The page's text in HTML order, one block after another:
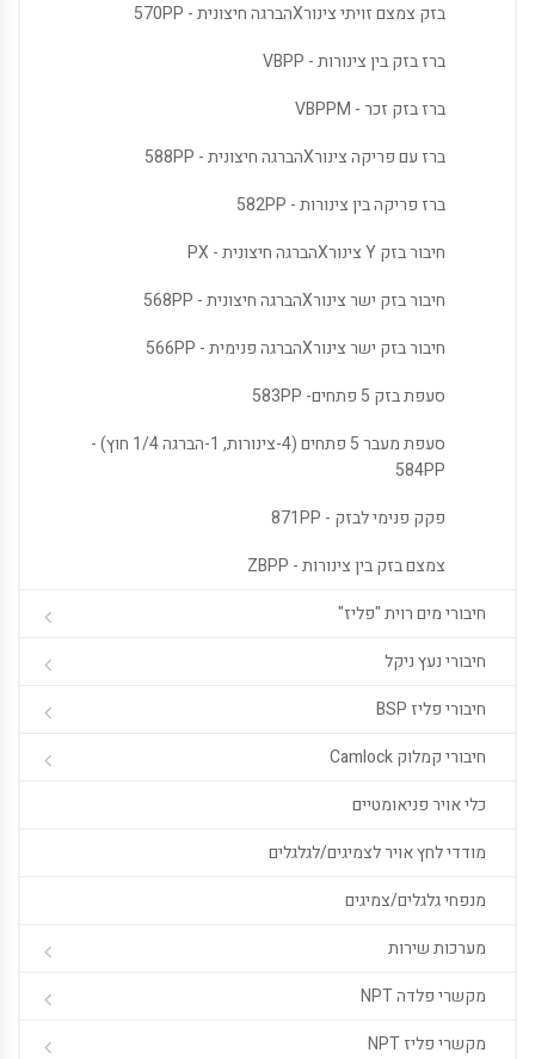
בזק צמצם זויתי צינורXהברגה חיצונית - 570PP
ברז בזק בין צינורות - VBPP
ברז בזק זכר - VBPPM
ברז עם פריקה צינורXהברגה חיצונית - 588PP
ברז פריקה בין צינורות - 582PP
חיבור בזק Y צינורXהברגה חיצונית - PX
חיבור בזק ישר צינורXהברגה חיצונית - 568PP
חיבור בזק ישר צינורXהברגה פנימית - 566PP
סעפת בזק 5 פתחים- 583PP
סעפת מעבר 5 פתחים (4-צינורות, 1-הברגה 1/4 חוץ) -
584PP
פקק פנימי לבזק - 871PP
צמצם בזק בין צינורות - ZBPP
חיבורי מים רוית "פליז"
חיבורי נעץ ניקל
חיבורי פליז BSP
חיבורי קמלוק Camlock
כלי אויר פניאומטיים
מודדי לחץ אויר לצמיגים/לגלגלים
מנפחי גלגלים/צמיגים
מערכות שירות
מקשרי פלדה NPT
מקשרי פליז NPT